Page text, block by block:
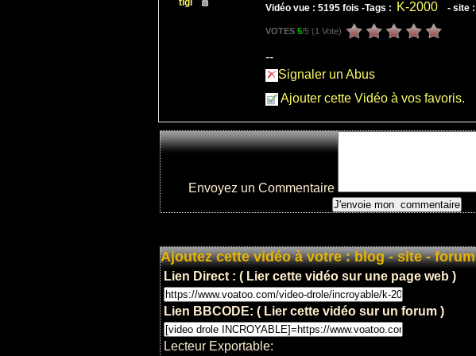
tigi Vidéo vue : 5195 fois -Tags : K-2000 - site :
VOTES 5/5 (1 Vote)
--
Signaler un Abus
Ajouter cette Vidéo à vos favoris.
Envoyez un Commentaire
Ajoutez cette vidéo à votre : blog - site - forum
Lien Direct : ( Lier cette vidéo sur une page web )
Lien BBCODE: ( Lier cette vidéo sur un forum )
Lecteur Exportable: